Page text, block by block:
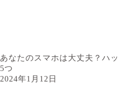
あなたのスマホは大丈夫？ハ
5つ
2024年1月12日